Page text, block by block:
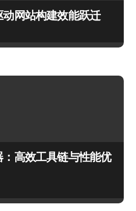
网站构建效能跃迁
高效工具链与性能优